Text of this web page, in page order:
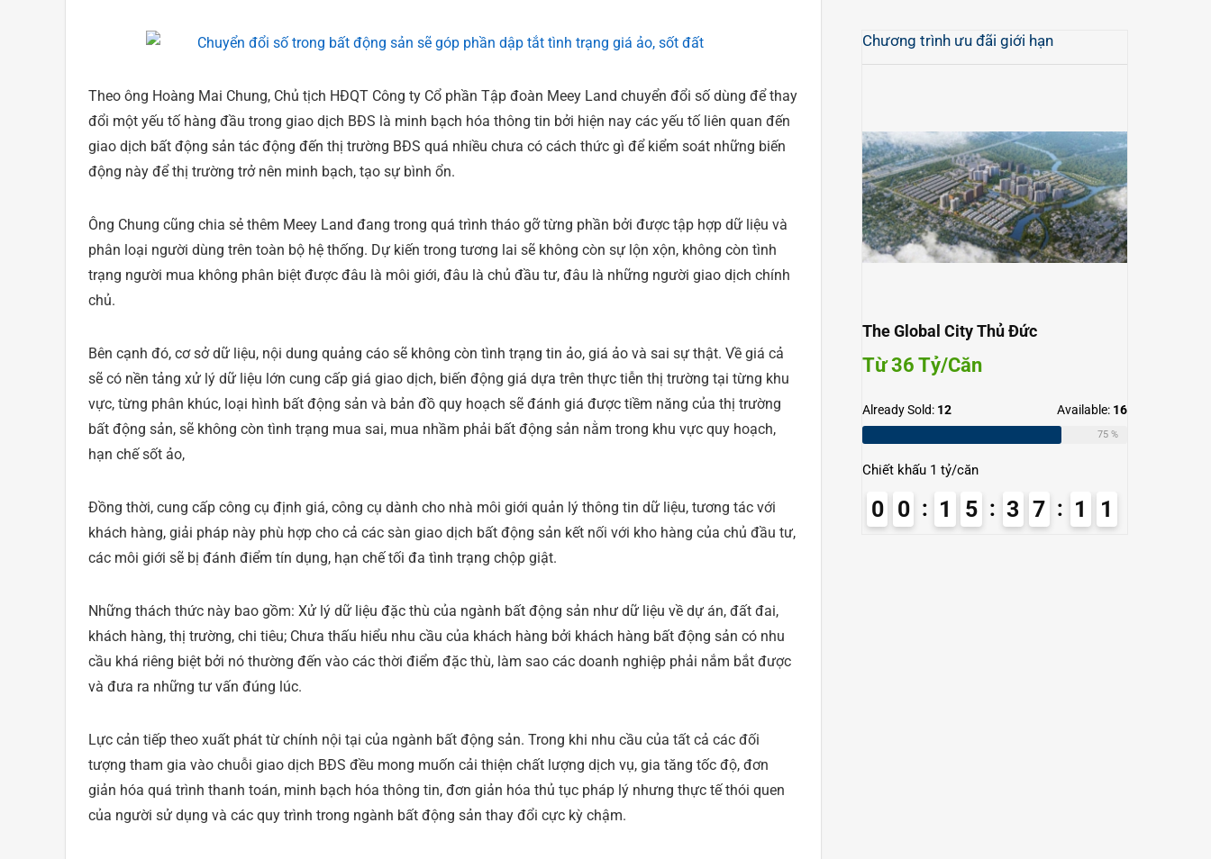
Theo ông Hoàng Mai Chung, Chủ tịch HĐQT Công ty Cổ phần Tập đoàn Meey Land chuyển đổi số dùng để thay
đổi một yếu tố hàng đầu trong giao dịch BĐS là minh bạch hóa thông tin bởi hiện nay các yếu tố liên quan đến
giao dịch bất động sản tác động đến thị trường BĐS quá nhiều chưa có cách thức gì để kiểm soát những biến
động này để thị trường trở nên minh bạch, tạo sự bình ổn.
Ông Chung cũng chia sẻ thêm Meey Land đang trong quá trình tháo gỡ từng phần bởi được tập hợp dữ liệu và
phân loại người dùng trên toàn bộ hệ thống. Dự kiến trong tương lai sẽ không còn sự lộn xộn, không còn tình
trạng người mua không phân biệt được đâu là môi giới, đâu là chủ đầu tư, đâu là những người giao dịch chính
chủ.
Bên cạnh đó, cơ sở dữ liệu, nội dung quảng cáo sẽ không còn tình trạng tin ảo, giá ảo và sai sự thật. Về giá cả
sẽ có nền tảng xử lý dữ liệu lớn cung cấp giá giao dịch, biến động giá dựa trên thực tiễn thị trường tại từng khu
vực, từng phân khúc, loại hình bất động sản và bản đồ quy hoạch sẽ đánh giá được tiềm năng của thị trường
bất động sản, sẽ không còn tình trạng mua sai, mua nhầm phải bất động sản nằm trong khu vực quy hoạch,
hạn chế sốt ảo,
Đồng thời, cung cấp công cụ định giá, công cụ dành cho nhà môi giới quản lý thông tin dữ liệu, tương tác với
khách hàng, giải pháp này phù hợp cho cả các sàn giao dịch bất động sản kết nối với kho hàng của chủ đầu tư,
các môi giới sẽ bị đánh điểm tín dụng, hạn chế tối đa tình trạng chộp giật.
Những thách thức này bao gồm: Xử lý dữ liệu đặc thù của ngành bất động sản như dữ liệu về dự án, đất đai,
khách hàng, thị trường, chi tiêu; Chưa thấu hiểu nhu cầu của khách hàng bởi khách hàng bất động sản có nhu
cầu khá riêng biệt bởi nó thường đến vào các thời điểm đặc thù, làm sao các doanh nghiệp phải nắm bắt được
và đưa ra những tư vấn đúng lúc.
Lực cản tiếp theo xuất phát từ chính nội tại của ngành bất động sản. Trong khi nhu cầu của tất cả các đối
tượng tham gia vào chuỗi giao dịch BĐS đều mong muốn cải thiện chất lượng dịch vụ, gia tăng tốc độ, đơn
giản hóa quá trình thanh toán, minh bạch hóa thông tin, đơn giản hóa thủ tục pháp lý nhưng thực tế thói quen
của người sử dụng và các quy trình trong ngành bất động sản thay đổi cực kỳ chậm.
Chương trình ưu đãi giới hạn
The Global City Thủ Đức
Từ 36 Tỷ/Căn
Already Sold: 12 Available: 16
75 %
Chiết khấu 1 tỷ/căn
0 0 1 5 3 7 1
0